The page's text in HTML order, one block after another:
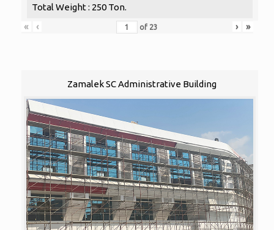
Total Weight : 250 Ton.
«
‹ of 23 › »
Zamalek SC Administrative Building